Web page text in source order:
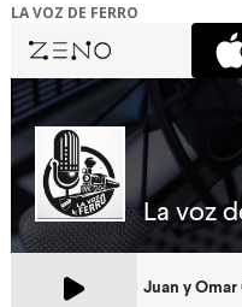
LA VOZ DE FERRO